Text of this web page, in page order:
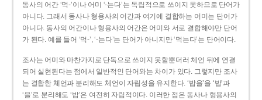
동사의 어간 ‘먹-­’이나 어미 ‘­-는다’는 독립적으로 쓰이지 못하므로 단어가
아니다. 그래서 동사나 형용사의 어간과 여기에 결합하는 어미는 단어가
아니다. 동사의 어간이나 형용사의 어간은 어미와 서로 결합해야만 단어
가 된다. 예를 들어 ‘먹-’, ‘-는다’는 단어가 아니지만 ‘먹는다’는 단어이다.
조사는 어미와 마찬가지로 단독으로 쓰이지 못할뿐더러 체언 뒤에 연결
되어 실현된다는 점에서 일반적인 단어와는 차이가 있다. 그렇지만 조사
는 결합한 체언과 분리해도 체언이 자립성을 유지한다. ‘밥을’을 ‘밥’과
‘을’로 분리해도 ‘밥’은 여전히 자립적이다. 이러한 점은 동사나 형용사의